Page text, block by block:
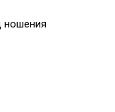
ношения